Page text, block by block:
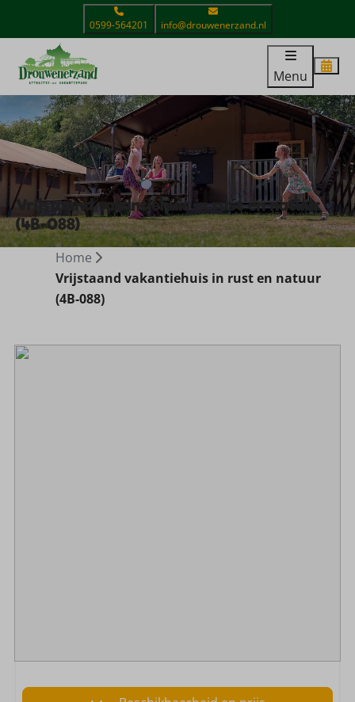
0599-564201 info@drouwenerzand.nl
Menu
Vrijstaand vakantiehuis in rust en natuur
(4B-088)
Home
Vrijstaand vakantiehuis in rust en natuur
(4B-088)